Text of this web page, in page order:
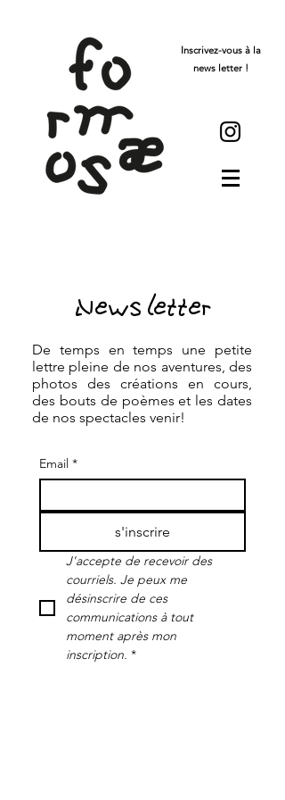
Inscrivez-vous à la
news letter !
News letter
De temps en temps une petite
lettre pleine de nos aventures, des
photos des créations en cours,
des bouts de poèmes et les dates
de nos spectacles venir!
Email *
s'inscrire
J'accepte de recevoir des
courriels. Je peux me
désinscrire de ces
communications à tout
moment après mon
inscription. *